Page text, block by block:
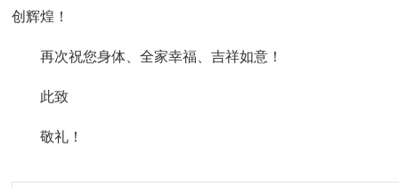
创辉煌！
再次祝您身体、全家幸福、吉祥如意！
此致
敬礼！